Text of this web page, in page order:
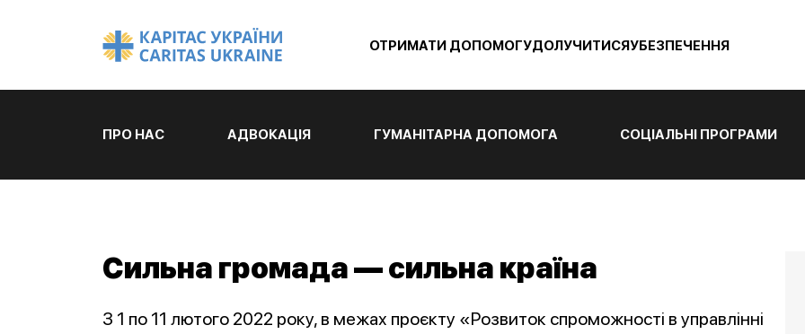
ОТРИМАТИ ДОПОМОГУДОЛУЧИТИСЯУБЕЗПЕЧЕННЯ
ПРО НАС АДВОКАЦІЯ ГУМАНІТАРНА ДОПОМОГА СОЦІАЛЬНІ ПРОГРАМИ
Сильна громада — сильна країна
З 1 по 11 лютого 2022 року, в межах проєкту «Розвиток спроможності в управлінні